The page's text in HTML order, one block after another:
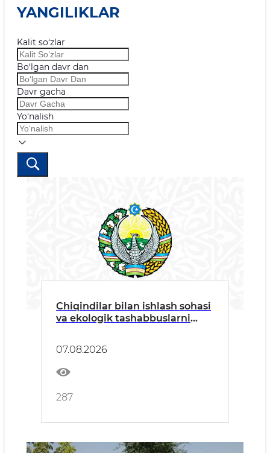
YANGILIKLAR
Kalit so‘zlar
Bo‘lgan davr dan
Davr gacha
Yo‘nalish
Chiqindilar bilan ishlash sohasi
va ekologik tashabbuslarni
yig'ilishida muhokama qilindi
07.08.2026
287